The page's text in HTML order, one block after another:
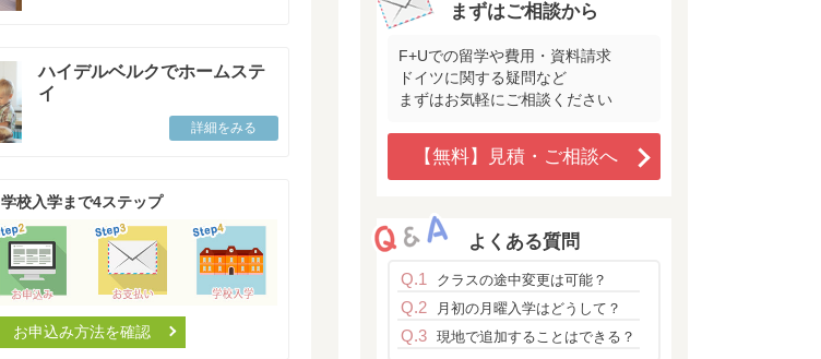
ハイデルベルクでホームステ
イ
詳細をみる
学校入学まで4ステップ
お申込み方法を確認
まずはご相談から
F+Uでの留学や費用・資料請求
ドイツに関する疑問など
まずはお気軽にご相談ください
【無料】見積・ご相談へ
よくある質問
Q.1 クラスの途中変更は可能？
Q.2 月初の月曜入学はどうして？
Q.3 現地で追加することはできる？